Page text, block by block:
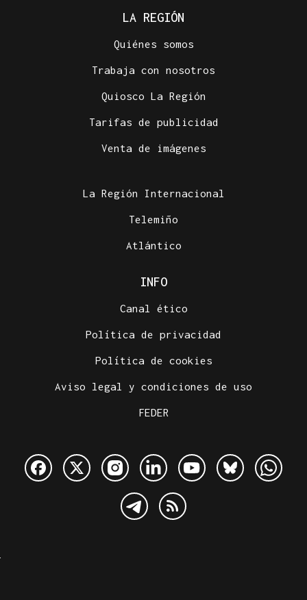
LA REGIÓN
Quiénes somos
Trabaja con nosotros
Quiosco La Región
Tarifas de publicidad
Venta de imágenes
La Región Internacional
Telemiño
Atlántico
INFO
Canal ético
Política de privacidad
Política de cookies
Aviso legal y condiciones de uso
FEDER